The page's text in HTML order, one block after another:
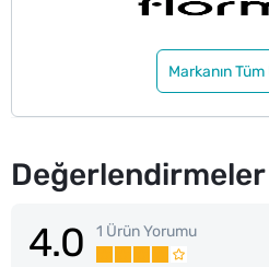
Markanın
Değerlendirmeler
4.0 1 Ürün Yorumu